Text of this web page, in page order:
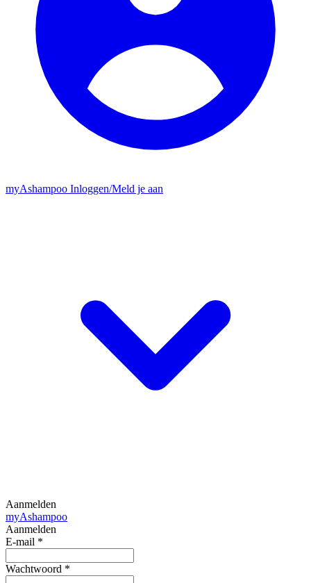
myAshampoo Inloggen/Meld je aan
Aanmelden
myAshampoo
Aanmelden
E-mail *
Wachtwoord *